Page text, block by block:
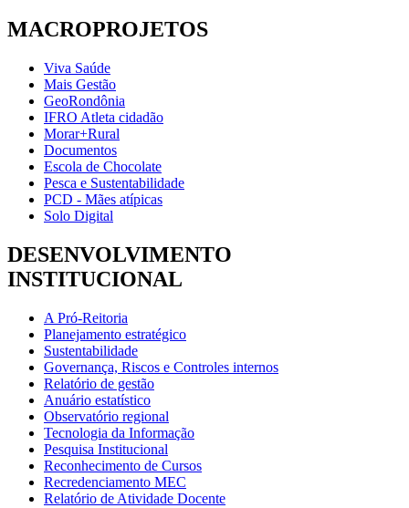
MACROPROJETOS
Viva Saúde
Mais Gestão
GeoRondônia
IFRO Atleta cidadão
Morar+Rural
Documentos
Escola de Chocolate
Pesca e Sustentabilidade
PCD - Mães atípicas
Solo Digital
DESENVOLVIMENTO
INSTITUCIONAL
A Pró-Reitoria
Planejamento estratégico
Sustentabilidade
Governança, Riscos e Controles internos
Relatório de gestão
Anuário estatístico
Observatório regional
Tecnologia da Informação
Pesquisa Institucional
Reconhecimento de Cursos
Recredenciamento MEC
Relatório de Atividade Docente